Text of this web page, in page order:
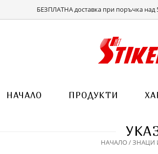
БЕЗПЛАТНА доставка при поръчка над
НАЧАЛО ПРОДУКТИ
НАЧАЛО/ЗНАЦИ